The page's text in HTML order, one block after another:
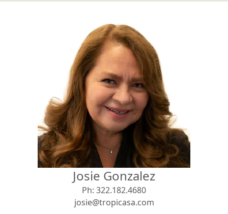
Vista
Pie de Playa Buscar usando:
USD MXN
Menor Precio Primero
Josie Gonzalez
Ph: 322.182.4680
josie@tropicasa.com